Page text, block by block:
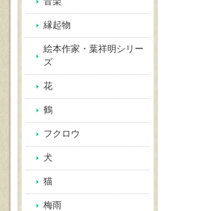
縁起物
絵本作家・葉祥明シリー
ズ
花
鶴
フクロウ
犬
猫
梅雨